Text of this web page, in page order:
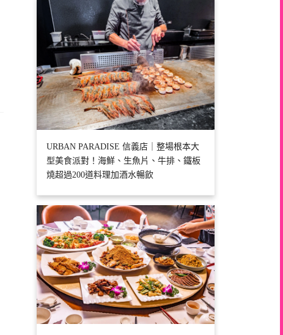
URBAN PARADISE 信義店｜整場根本大
型美食派對！海鮮、生魚片、牛排、鐵板
燒超過200道料理加酒水暢飲